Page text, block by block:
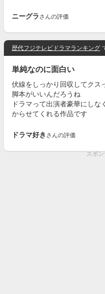
ニーグラ さんの評価
歴代フジテレビドラマランキング
単純なのに面白い
伏線をしっかり回収してクス
脚本がいいんだろうね
ドラマって出演者豪華にし
からせてくれる作品です
ドラマ好き さんの評価
スポ